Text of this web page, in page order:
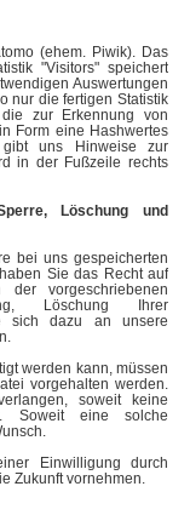
(ehem. Piwik). Das
"Visitors" speichert
Auswertungen
nur die fertigen Statistik
zur Erkennung von
Form eine Hashwertes
uns Hinweise zur
in der Fußzeile rechts
Löschung und
bei uns gespeicherten
Sie das Recht auf
der vorgeschriebenen
Löschung Ihrer
sich dazu an unsere
werden kann, müssen
vorgehalten werden.
soweit keine
Soweit eine solche
Einwilligung durch
Zukunft vornehmen.